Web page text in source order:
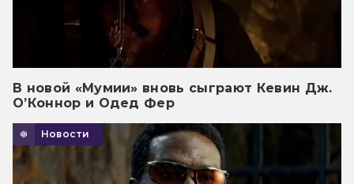
В новой «Мумии» вновь сыграют Кевин Дж.
О’Коннор и Одед Фер
Новости